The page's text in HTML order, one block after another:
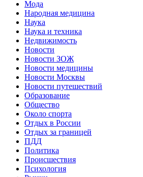
Мода
Народная медицина
Наука
Наука и техника
Недвижимость
Новости
Новости ЗОЖ
Новости медицины
Новости Москвы
Новости путешествий
Образование
Общество
Около спорта
Отдых в России
Отдых за границей
ПДД
Политика
Происшествия
Психология